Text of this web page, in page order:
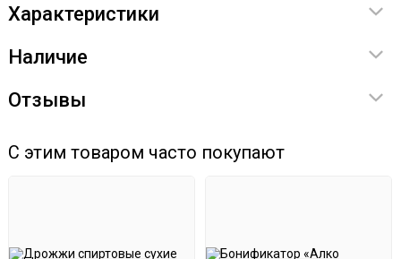
Характеристики
Наличие
Отзывы
С этим товаром часто покупают